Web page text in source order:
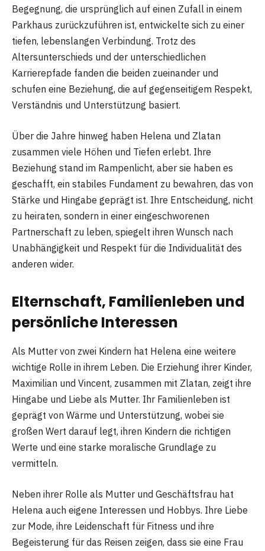
Begegnung, die ursprünglich auf einen Zufall in einem
Parkhaus zurückzuführen ist, entwickelte sich zu einer
tiefen, lebenslangen Verbindung. Trotz des
Altersunterschieds und der unterschiedlichen
Karrierepfade fanden die beiden zueinander und
schufen eine Beziehung, die auf gegenseitigem Respekt,
Verständnis und Unterstützung basiert.
Über die Jahre hinweg haben Helena und Zlatan
zusammen viele Höhen und Tiefen erlebt. Ihre
Beziehung stand im Rampenlicht, aber sie haben es
geschafft, ein stabiles Fundament zu bewahren, das von
Stärke und Hingabe geprägt ist. Ihre Entscheidung, nicht
zu heiraten, sondern in einer eingeschworenen
Partnerschaft zu leben, spiegelt ihren Wunsch nach
Unabhängigkeit und Respekt für die Individualität des
anderen wider.
Elternschaft, Familienleben und
persönliche Interessen
Als Mutter von zwei Kindern hat Helena eine weitere
wichtige Rolle in ihrem Leben. Die Erziehung ihrer Kinder,
Maximilian und Vincent, zusammen mit Zlatan, zeigt ihre
Hingabe und Liebe als Mutter. Ihr Familienleben ist
geprägt von Wärme und Unterstützung, wobei sie
großen Wert darauf legt, ihren Kindern die richtigen
Werte und eine starke moralische Grundlage zu
vermitteln.
Neben ihrer Rolle als Mutter und Geschäftsfrau hat
Helena auch eigene Interessen und Hobbys. Ihre Liebe
zur Mode, ihre Leidenschaft für Fitness und ihre
Begeisterung für das Reisen zeigen, dass sie eine Frau